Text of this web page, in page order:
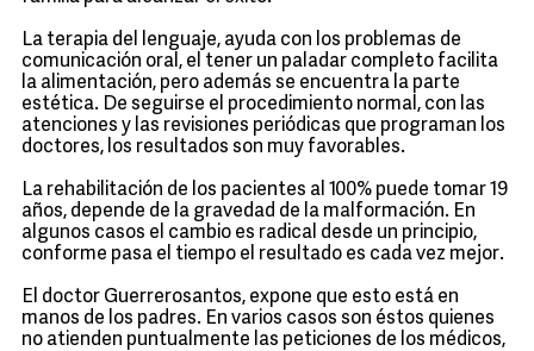
La terapia del lenguaje, ayuda con los problemas de
comunicación oral, el tener un paladar completo facilita
la alimentación, pero además se encuentra la parte
estética. De seguirse el procedimiento normal, con las
atenciones y las revisiones periódicas que programan los
doctores, los resultados son muy favorables.
La rehabilitación de los pacientes al 100% puede tomar 19
años, depende de la gravedad de la malformación. En
algunos casos el cambio es radical desde un principio,
conforme pasa el tiempo el resultado es cada vez mejor.
El doctor Guerrerosantos, expone que esto está en
manos de los padres. En varios casos son éstos quienes
no atienden puntualmente las peticiones de los médicos,